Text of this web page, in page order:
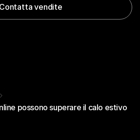
Contatta vendite
possono superare il calo estivo